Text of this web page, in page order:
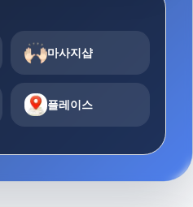
마사지샵
플레이스